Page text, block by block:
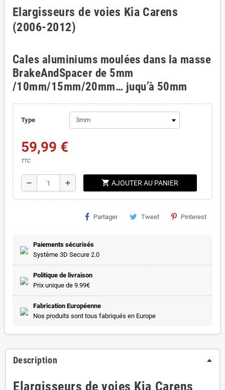
Elargisseurs de voies Kia Carens
(2006-2012)
Cales aluminiums moulées dans la masse
BrakeAndSpacer de 5mm
/10mm/15mm/20mm… juqu’à 50mm
Type
59,99 €
TTC
remove add shopping_cart AJOUTER AU PANIER
Partager Tweet Pinterest
Paiements sécurisés
Système 3D Secure 2.0
Politique de livraison
Prix unique de 9.99€
Fabrication Européenne
Nos produits sont tous fabriqués en Europe
Description
Elargisseurs de voies Kia Carens